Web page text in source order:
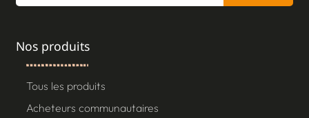
Nos produits
Tous les produits
Acheteurs communautaires